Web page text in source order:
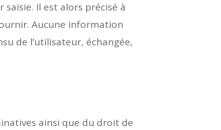
Il est alors précisé à
Aucune information
de l’utilisateur, échangée,
ainsi que du droit de